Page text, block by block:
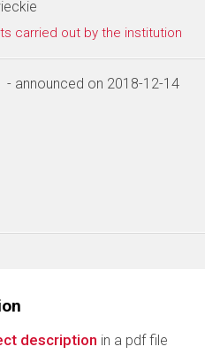
carried out by the institution
- announced on 2018-12-14
description in a pdf file